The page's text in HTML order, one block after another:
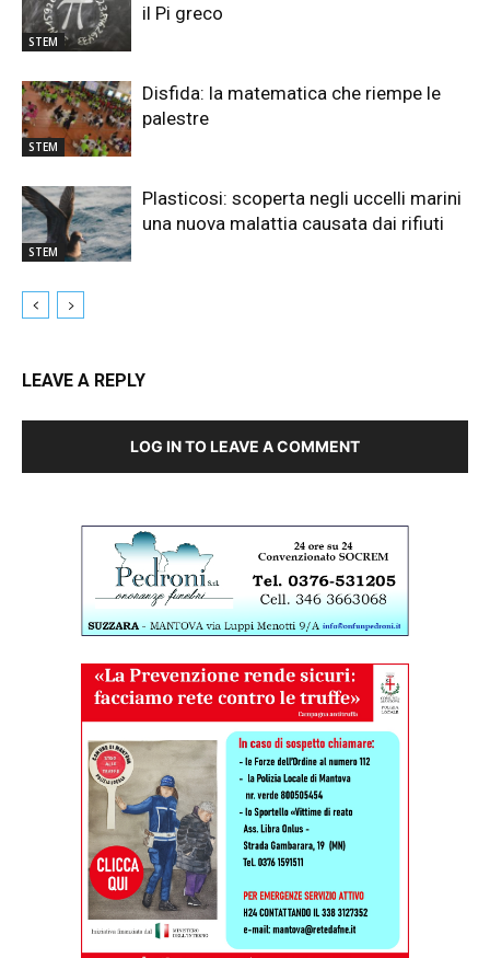
STEM
il Pi greco
STEM
Disfida: la matematica che riempe le
palestre
STEM
Plasticosi: scoperta negli uccelli marini
una nuova malattia causata dai rifiuti
LEAVE A REPLY
LOG IN TO LEAVE A COMMENT